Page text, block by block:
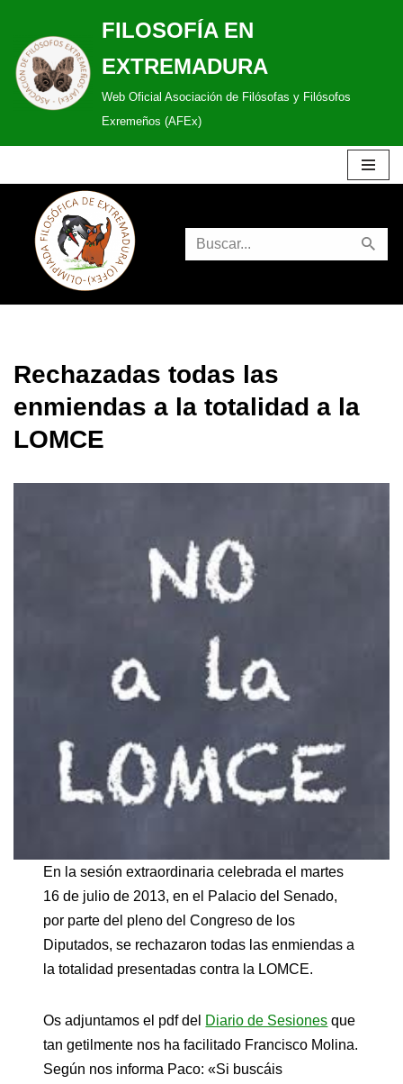
Saltar
al
contenido
FILOSOFÍA EN
EXTREMADURA
Web Oficial Asociación de Filósofas y Filósofos
Exremeños (AFEx)
Rechazadas todas las
enmiendas a la totalidad a la
LOMCE
En la sesión extraordinaria celebrada el martes
16 de julio de 2013, en el Palacio del Senado,
por parte del pleno del Congreso de los
Diputados, se rechazaron todas las enmiendas a
la totalidad presentadas contra la LOMCE.
Os adjuntamos el pdf del Diario de Sesiones que
tan getilmente nos ha facilitado Francisco Molina.
Según nos informa Paco: «Si buscáis